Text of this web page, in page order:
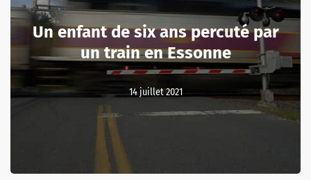
Un enfant de six ans percuté par
un train en Essonne
14 juillet 2021